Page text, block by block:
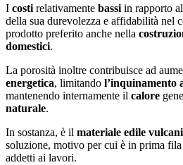
I costi relativamente bassi in rapporto
della sua durevolezza e affidabilità nel
prodotto preferito anche nella
domestici.
La porosità inoltre contribuisce ad
energetica, limitando l’inquinamento
mantenendo internamente il calore
naturale.
In sostanza, è il materiale edile
soluzione, motivo per cui è in prima
addetti ai lavori.